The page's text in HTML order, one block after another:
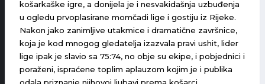
košarkaške igre, a donijela je i nesvakidašnja uzbuđenja
u ogledu prvoplasirane momčadi lige i gostiju iz Rijeke.
Nakon jako zanimljive utakmice i dramatične završnice,
koja je kod mnogog gledatelja izazvala pravi ushit, lider
lige ipak je slavio sa 75:74, no obje su ekipe, i pobjednici i
poraženi, ispraćene toplim aplauzom kojim je i publika
odala priznanje njihovoj ljubavi prema košarci.